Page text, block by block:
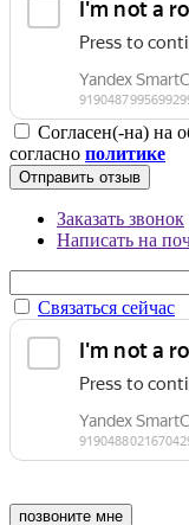
Согласен(-на) на
согласно политике
Отправить отзыв
Заказать звонок
Написать на
Связаться сейчас
позвоните мне